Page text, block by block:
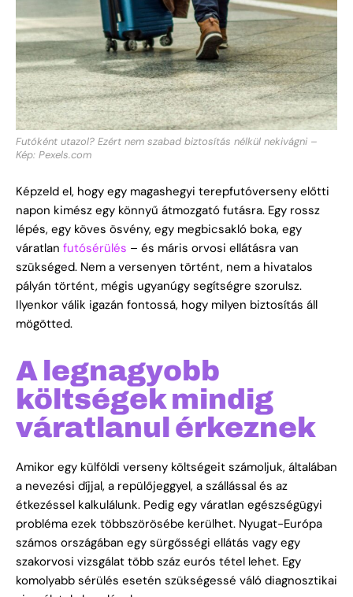
Futóként utazol? Ezért nem szabad biztosítás nélkül nekivágni –
Kép: Pexels.com
Képzeld el, hogy egy magashegyi terepfutóverseny előtti
napon kimész egy könnyű átmozgató futásra. Egy rossz
lépés, egy köves ösvény, egy megbicsakló boka, egy
váratlan futósérülés – és máris orvosi ellátásra van
szükséged. Nem a versenyen történt, nem a hivatalos
pályán történt, mégis ugyanúgy segítségre szorulsz.
Ilyenkor válik igazán fontossá, hogy milyen biztosítás áll
mögötted.
A legnagyobb
költségek mindig
váratlanul érkeznek
Amikor egy külföldi verseny költségeit számoljuk, általában
a nevezési díjjal, a repülőjeggyel, a szállással és az
étkezéssel kalkulálunk. Pedig egy váratlan egészségügyi
probléma ezek többszörösébe kerülhet. Nyugat-Európa
számos országában egy sürgősségi ellátás vagy egy
szakorvosi vizsgálat több száz eurós tétel lehet. Egy
komolyabb sérülés esetén szükségessé váló diagnosztikai